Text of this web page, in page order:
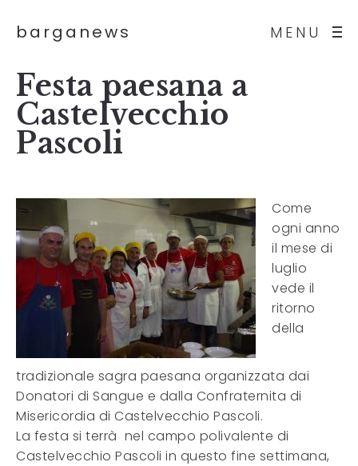
MENU
barganews
Festa paesana a
Castelvecchio
Pascoli
Come
ogni anno
il mese di
luglio
vede il
ritorno
della
tradizionale sagra paesana organizzata dai
Donatori di Sangue e dalla Confraternita di
Misericordia di Castelvecchio Pascoli.
La festa si terrà nel campo polivalente di
Castelvecchio Pascoli in questo fine settimana,